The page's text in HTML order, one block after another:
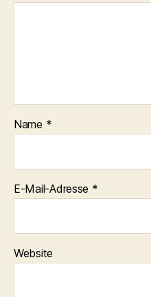
Name *
E-Mail-Adresse *
Website